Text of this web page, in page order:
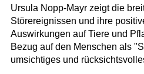
Ursula Nopp-Mayr zeigt die
Störereignissen und ihre
Auswirkungen auf Tiere und
Bezug auf den Menschen als
umsichtiges und